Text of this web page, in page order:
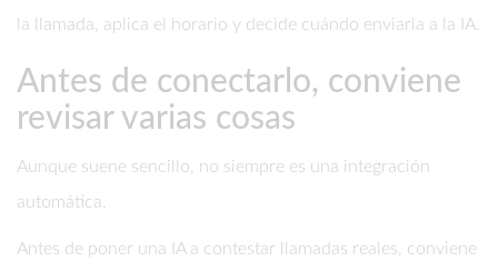
la llamada, aplica el horario y decide cuándo enviarla a la IA.
Antes de conectarlo, conviene
revisar varias cosas
Aunque suene sencillo, no siempre es una integración
automática.
Antes de poner una IA a contestar llamadas reales, conviene